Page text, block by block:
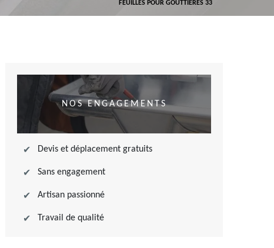
FEUILLES POUR GOUTTIÈRES 33
NOS ENGAGEMENTS
Devis et déplacement gratuits
Sans engagement
Artisan passionné
Travail de qualité